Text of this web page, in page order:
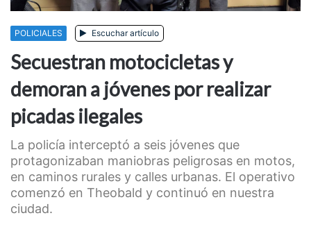
POLICIALES Escuchar artículo
Secuestran motocicletas y
demoran a jóvenes por realizar
picadas ilegales
La policía interceptó a seis jóvenes que
protagonizaban maniobras peligrosas en motos,
en caminos rurales y calles urbanas. El operativo
comenzó en Theobald y continuó en nuestra
ciudad.